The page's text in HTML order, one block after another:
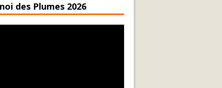
des Plumes 2026